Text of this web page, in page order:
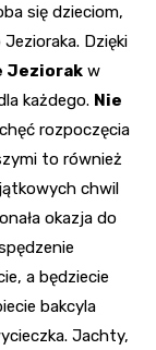
się dzieciom,
Dzięki
Jeziorak w
każdego. Nie
rozpoczęcia
to również
chwil
okazja do
a będziecie
bakcyla
Jachty,